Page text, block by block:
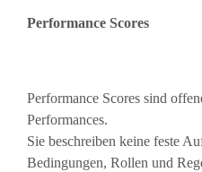
Performance Scores
Performance Scores sind
Performances.
Sie beschreiben keine feste
Bedingungen, Rollen und